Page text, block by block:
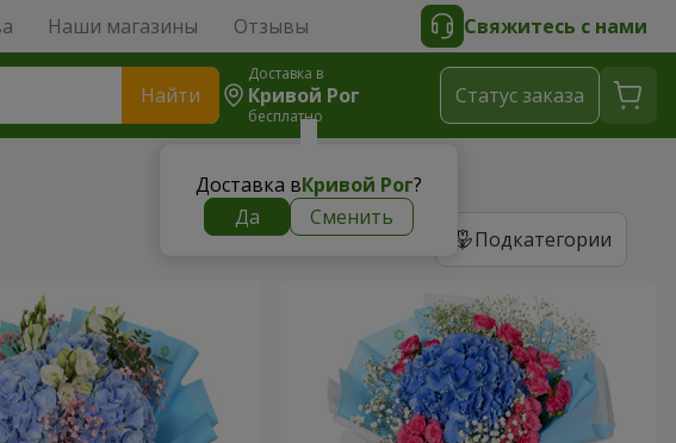
Наши магазины Отзывы Свяжитесь с нами
Найти
Доставка в
Кривой Рог
бесплатно
Доставка вКривой Рог?
Да
Сменить
Cтатус заказа
Подкатегории